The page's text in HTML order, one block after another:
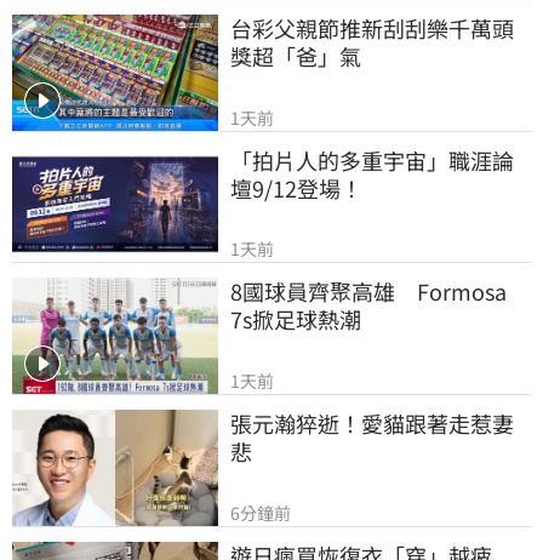
台彩父親節推新刮刮樂千萬頭
獎超「爸」氣
1天前
「拍片人的多重宇宙」職涯論
壇9/12登場！
1天前
8國球員齊聚高雄　Formosa
7s掀足球熱潮
1天前
張元瀚猝逝！愛貓跟著走惹妻
悲
6分鐘前